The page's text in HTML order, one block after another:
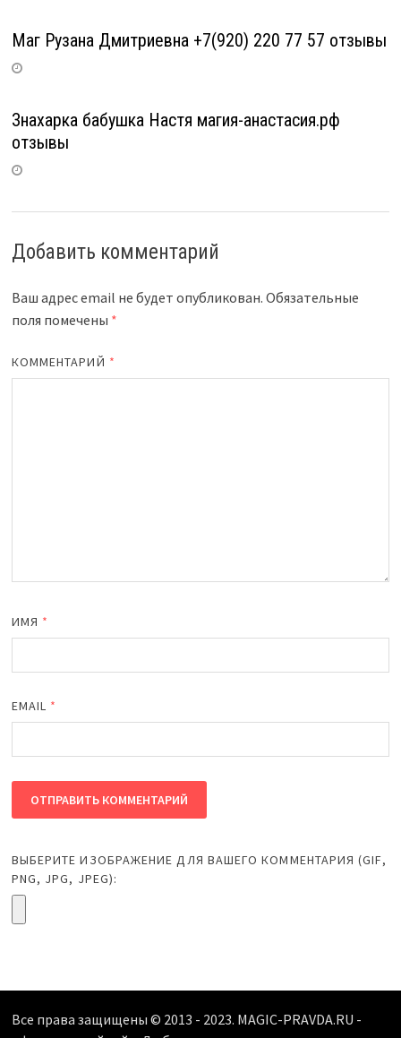
Маг Рузана Дмитриевна +7(920) 220 77 57 отзывы
Знахарка бабушка Настя магия-анастасия.рф
отзывы
Добавить комментарий
Ваш адрес email не будет опубликован. Обязательные
поля помечены *
КОММЕНТАРИЙ *
ИМЯ *
EMAIL *
ВЫБЕРИТЕ ИЗОБРАЖЕНИЕ ДЛЯ ВАШЕГО КОММЕНТАРИЯ (GIF,
PNG, JPG, JPEG):
Все права защищены © 2013 - 2023. MAGIC-PRAVDA.RU -